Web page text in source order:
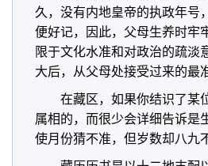
久，没有内地皇帝的执政年号
便好记，因此，父母生养时牢
限于文化水准和对政治的疏淡
大后，从父母处接受过来的最
在藏区，如果你结识了某
属相的，而很少会详细告诉是
使月份猜不准，但岁数却八九